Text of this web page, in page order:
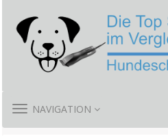
TOGGLE
NAVIGATION